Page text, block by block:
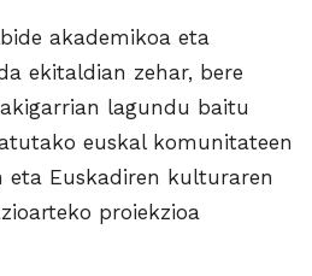
akademikoa eta
ekitaldian zehar, bere
lagundu baitu
euskal komunitateen
eta Euskadiren kulturaren
proiekzioa